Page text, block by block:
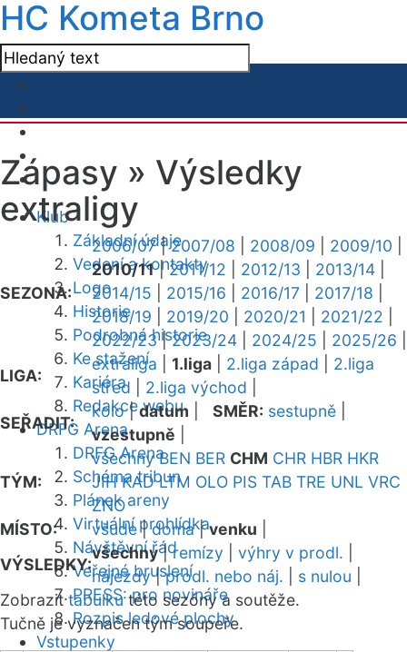
HC Kometa Brno
Klub
Základní údaje
Vedení a kontakty
Logo
Historie
Podrobná historie
Ke stažení
Kariéra
Redakce webu
DRFG Arena
DRFG Arena
Schéma tribun
Plánek areny
Virtuální prohlídka
Návštěvní řád
Veřejné bruslení
PRESS: pro novináře
Rozpis ledové plochy
Vstupenky
Zápasy » Výsledky
extraligy
SEZONA:
2006/07|2007/08 2008/09 2009/10
2010/11|2011/12 2012/13 2013/14
2014/15
2015/16 2016/17 2017/18
2018/19
2019/20 2020/21 2021/22
2022/23|2023/24 2024/25 2025/26
LIGA:
extraliga 1.liga 2.liga západ
2.liga
střed
2.liga východ
SEŘADIT:
kolo|datum SMĚR: sestupně
vzestupně
TÝM:
všechny BEN BER CHM CHR HBR HKR
JIH KAD LTM OLO PIS TAB TRE UNL VRC
ZNO
MÍSTO:
všude|doma|venku
VÝSLEDKY:
všechny|remízy výhry v prodl.
nájezdy|prodl. nebo náj. s nulou
Zobrazittabulkutéto sezóny a soutěže.
Tučně je vyznačen tým soupeře.